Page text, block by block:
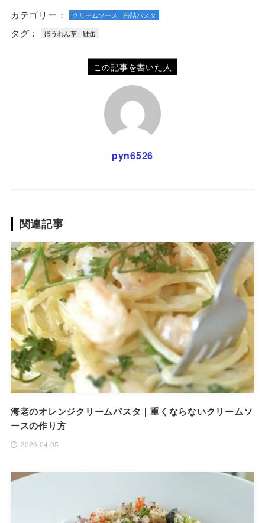
カテゴリー： クリームソース 缶詰パスタ
タグ： ほうれん草 鮭缶
この記事を書いた人
pyn6526
関連記事
海老のオレンジクリームパスタ｜重くならないクリームソ
ースの作り方
2026-04-05